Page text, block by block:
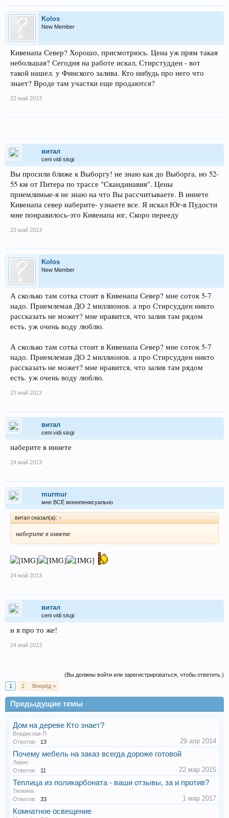
Kolos
New Member
Кивенапа Север? Хорошо, присмотрюсь. Цена уж прям такая
небольшая? Сегодня на работе искал, Стирстудден - вот
такой нашел. у Финского залива. Кто нибудь про него что
знает? Вроде там участки еще продаются?
22 май 2013
витал
ceni vidi sisgi
Вы просили ближе к Выборгу! не знаю как до Выборга, но 52-
55 км от Питера по трассе "Скандинавия". Цены
приемлимые-я не знаю на что Вы рассчитываете. В иннете
Кивенапа север наберите- узнаете все. Я искал Юг-в Пудости
мне понравилось-это Кивенапа юг, Скоро перееду
23 май 2013
Kolos
New Member
А сколько там сотка стоит в Кивенапа Север? мне соток 5-7
надо. Приемлемая ДО 2 миллионов. а про Стирсудден никто
рассказать не может? мне нравится, что залив там рядом
есть. уж очень воду люблю.
А сколько там сотка стоит в Кивенапа Север? мне соток 5-7
надо. Приемлемая ДО 2 миллионов. а про Стирсудден никто
рассказать не может? мне нравится, что залив там рядом
есть. уж очень воду люблю.
23 май 2013
витал
ceni vidi sisgi
наберите в иннете
24 май 2013
murmur
мне ВСЁ монопенисуально
витал сказал(а): ↑
наберите в иннете
24 май 2013
витал
ceni vidi sisgi
и я про то же!
24 май 2013
(Вы должны войти или зарегистрироваться, чтобы ответить.)
1
2 Вперёд >
Предыдущие темы
Дом на дереве Кто знает?
Владислав П
Ответов:
13 29 апр 2014
Почему мебель на заказ всегда дороже готовой
Лирис
Ответов:
11 22 мар 2015
Теплица из поликарбоната - ваши отзывы, за и против?
Тяпкина
Ответов:
33 1 мар 2017
Комнатное освещение